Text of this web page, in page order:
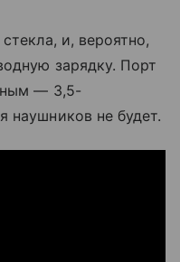
и, вероятно,
зарядку. Порт
— 3,5-
наушников не будет.